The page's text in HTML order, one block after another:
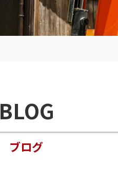
BLOG
ブログ